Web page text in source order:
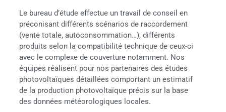
Le bureau d’étude effectue un travail de conseil en
préconisant différents scénarios de raccordement
(vente totale, autoconsommation…), différents
produits selon la compatibilité technique de ceux-ci
avec le complexe de couverture notamment. Nos
équipes réalisent pour nos partenaires des études
photovoltaïques détaillées comportant un estimatif
de la production photovoltaïque précis sur la base
des données météorologiques locales.